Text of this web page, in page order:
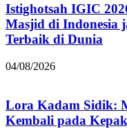
Istighotsah IGIC
Masjid di Indonesia
Terbaik di Dunia
04/08/2026
Lora Kadam Sidik:
Kembali pada